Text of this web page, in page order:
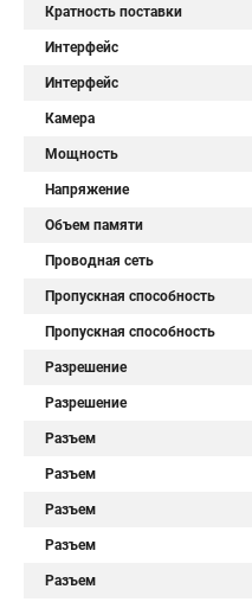
Кратность поставки
Интерфейс
Интерфейс
Камера
Мощность
Напряжение
Объем памяти
Проводная сеть
Пропускная способность
Пропускная способность
Разрешение
Разрешение
Разъем
Разъем
Разъем
Разъем
Разъем